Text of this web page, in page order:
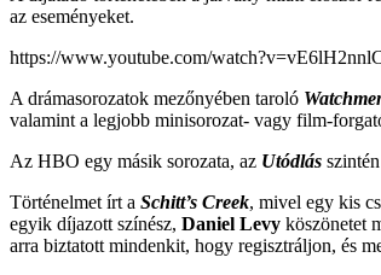
az eseményeket.
https://www.youtube.com/
A drámasorozatok mezőnyében taroló
valamint a legjobb minisorozat- vagy film-
Az HBO egy másik sorozata, az Utódlás
Történelmet írt a Schitt’s Creek, mivel egy kis
egyik díjazott színész, Daniel Levy köszönetet
arra biztatott mindenkit, hogy regisztráljon, és